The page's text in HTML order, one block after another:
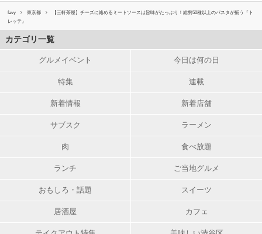
favy 東京都
【三軒茶屋】チーズに絡めるミートソースは旨味がたっぷり！総勢50種以上のパスタが揃う『ト
レッテ』
カテゴリ一覧
グルメイベント 今日は何の日
特集 連載
新着情報 新着店舗
サブスク ラーメン
肉 食べ放題
ランチ ご当地グルメ
おもしろ・話題 スイーツ
居酒屋 カフェ